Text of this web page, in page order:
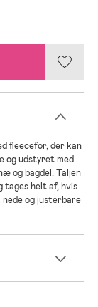
fleecefor, der kan
og udstyret med
og bagdel. Taljen
tages helt af, hvis
og justerbare